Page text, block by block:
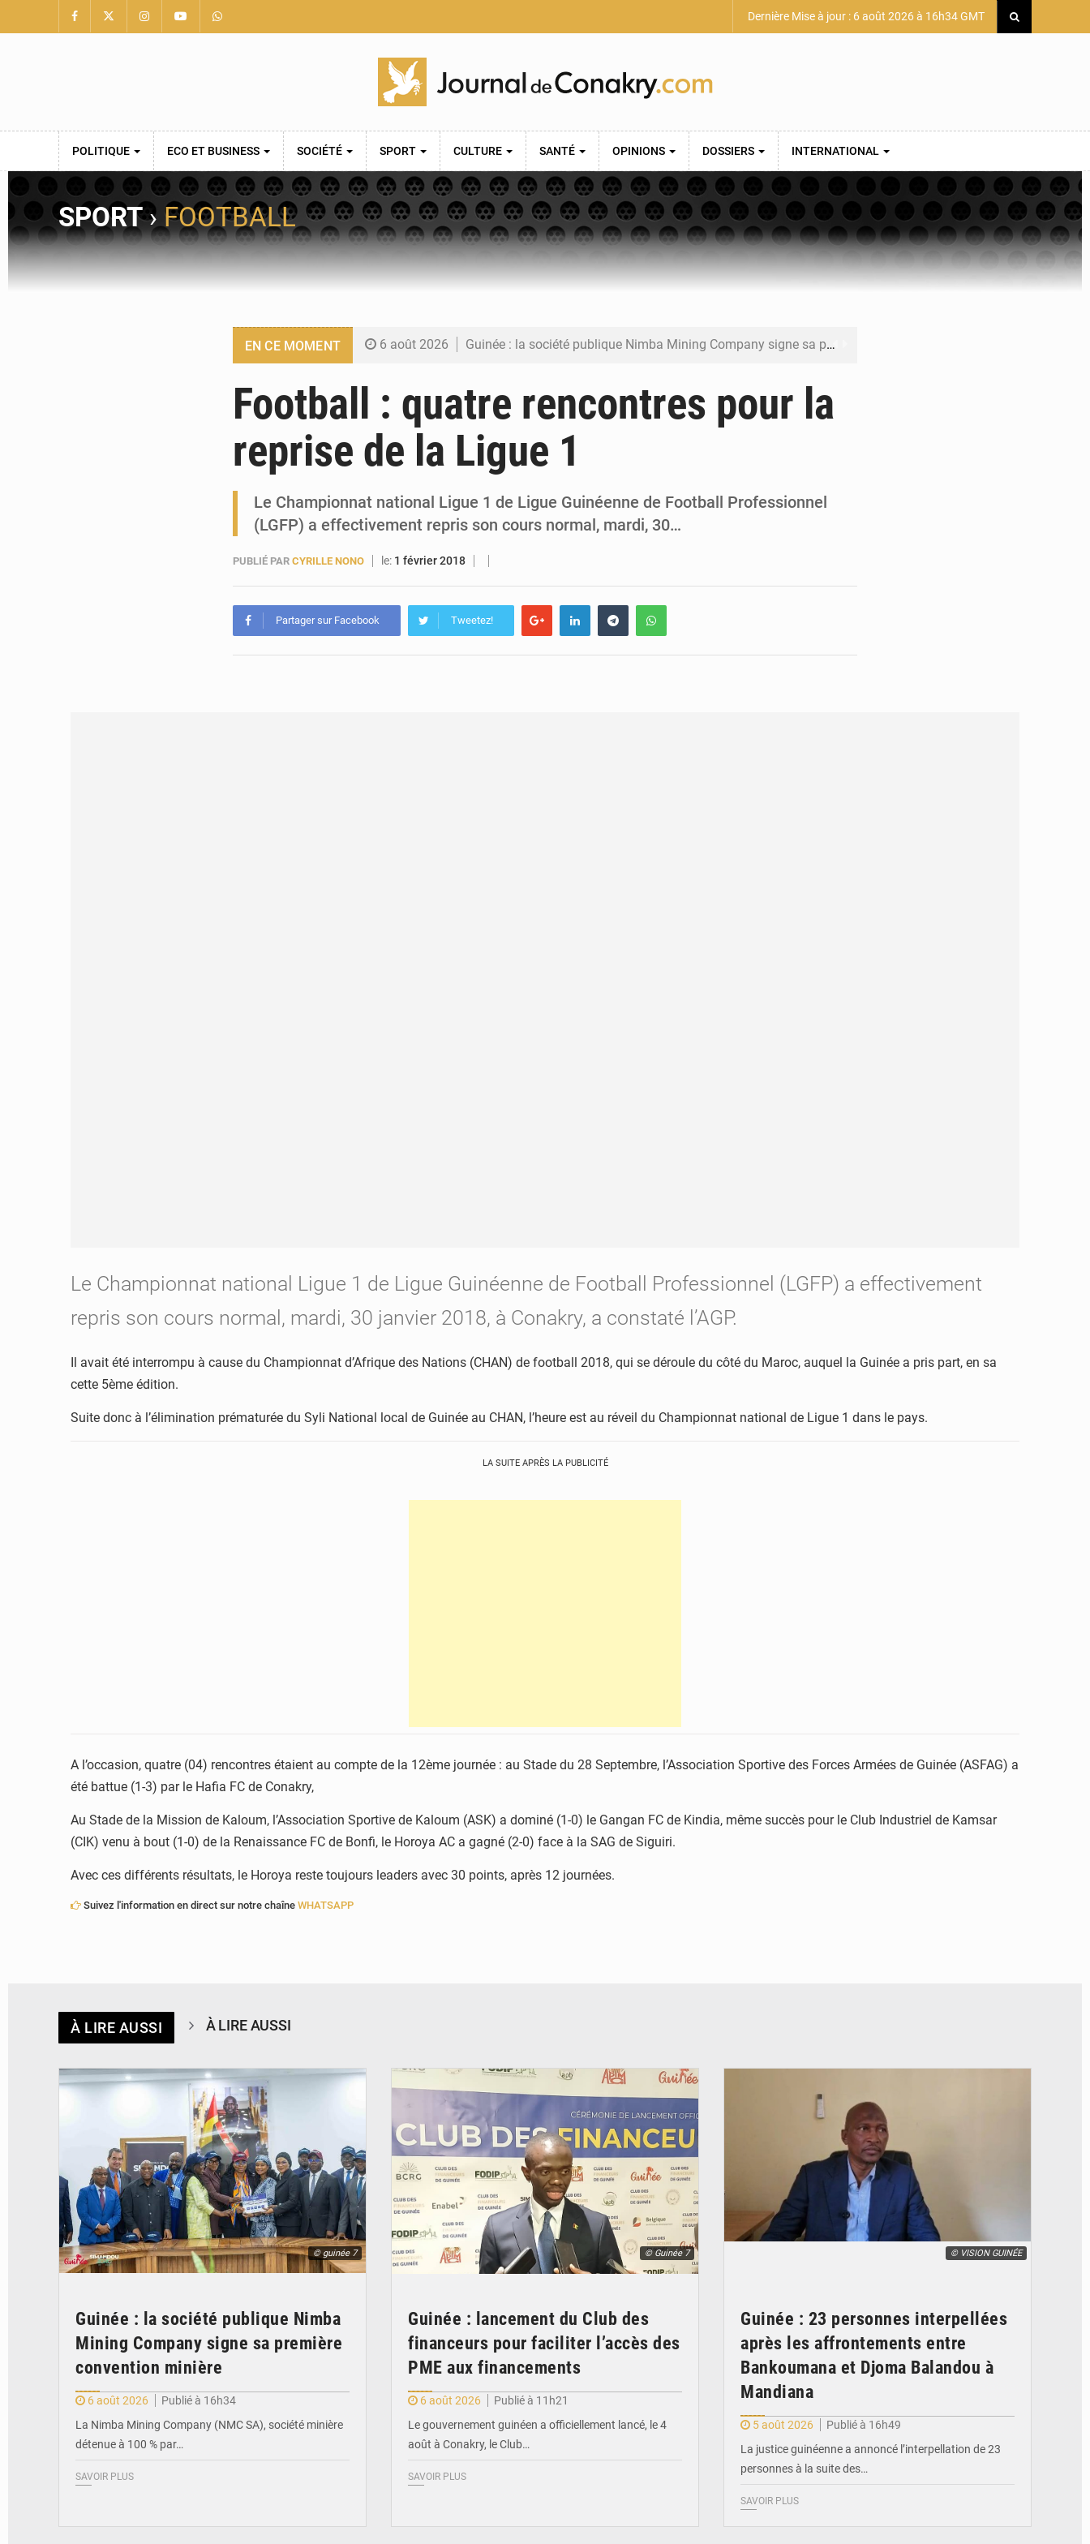
Dernière Mise à jour : 6 août 2026 à 16h34 GMT
POLITIQUE ECO ET BUSINESS SOCIÉTÉ SPORT CULTURE SANTÉ OPINIONS DOSSIERS INTERNATIONAL
SPORT› FOOTBALL
EN CE MOMENT 6 août 2026 Guinée : la société publique Nimba Mining Company signe sa première convention minière
5 août 2026 Guinée : 23 personnes interpellées après les affrontements entre Bankoumana et Djoma Balandou à Mandiana
5 août 2026 Guinée : Amara Camara prend la coordination de l’action de l’État en l’absence du président Mamadi Doumbouya
Football : quatre rencontres pour la
reprise de la Ligue 1
Le Championnat national Ligue 1 de Ligue Guinéenne de Football Professionnel
(LGFP) a effectivement repris son cours normal, mardi, 30…
PUBLIÉ PAR CYRILLE NONO le: 1 février 2018
Partager sur Facebook Tweetez!
Le Championnat national Ligue 1 de Ligue Guinéenne de Football Professionnel (LGFP) a effectivement
repris son cours normal, mardi, 30 janvier 2018, à Conakry, a constaté l’AGP.
Il avait été interrompu à cause du Championnat d’Afrique des Nations (CHAN) de football 2018, qui se déroule du côté du Maroc, auquel la Guinée a pris part, en sa
cette 5ème édition.
Suite donc à l’élimination prématurée du Syli National local de Guinée au CHAN, l’heure est au réveil du Championnat national de Ligue 1 dans le pays.
LA SUITE APRÈS LA PUBLICITÉ
A l’occasion, quatre (04) rencontres étaient au compte de la 12ème journée : au Stade du 28 Septembre, l’Association Sportive des Forces Armées de Guinée (ASFAG) a
été battue (1-3) par le Hafia FC de Conakry,
Au Stade de la Mission de Kaloum, l’Association Sportive de Kaloum (ASK) a dominé (1-0) le Gangan FC de Kindia, même succès pour le Club Industriel de Kamsar
(CIK) venu à bout (1-0) de la Renaissance FC de Bonfi, le Horoya AC a gagné (2-0) face à la SAG de Siguiri.
Avec ces différents résultats, le Horoya reste toujours leaders avec 30 points, après 12 journées.
Suivez l'information en direct sur notre chaîne WHATSAPP
À LIRE AUSSI À LIRE AUSSI
© guinée 7
Guinée : la société publique Nimba
Mining Company signe sa première
convention minière
6 août 2026
Publié à 16h34
La Nimba Mining Company (NMC SA), société minière
détenue à 100 % par…
SAVOIR PLUS
© Guinée 7
Guinée : lancement du Club des
financeurs pour faciliter l’accès des
PME aux financements
6 août 2026
Publié à 11h21
Le gouvernement guinéen a officiellement lancé, le 4
août à Conakry, le Club…
SAVOIR PLUS
© VISION GUINÉE
Guinée : 23 personnes interpellées
après les affrontements entre
Bankoumana et Djoma Balandou à
Mandiana
5 août 2026
Publié à 16h49
La justice guinéenne a annoncé l’interpellation de 23
personnes à la suite des…
SAVOIR PLUS